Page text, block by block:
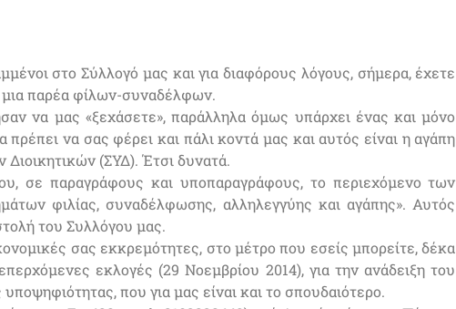
στο Σύλλογό μας και για διαφόρους λόγους, σήμερα, έχετε
μια παρέα φίλων-συναδέλφων.
να μας «ξεχάσετε», παράλληλα όμως υπάρχει ένας και μόνο
να σας φέρει και πάλι κοντά μας και αυτός είναι η αγάπη
Διοικητικών (ΣΥΔ). Έτσι δυνατά.
σε παραγράφους και υποπαραγράφους, το περιεχόμενο των
φιλίας, συναδέλφωσης, αλληλεγγύης και αγάπης». Αυτός
του Συλλόγου μας.
σας εκκρεμότητες, στο μέτρο που εσείς μπορείτε, δέκα
εκλογές (29 Νοεμβρίου 2014), για την ανάδειξη του
που για μας είναι και το σπουδαιότερο.